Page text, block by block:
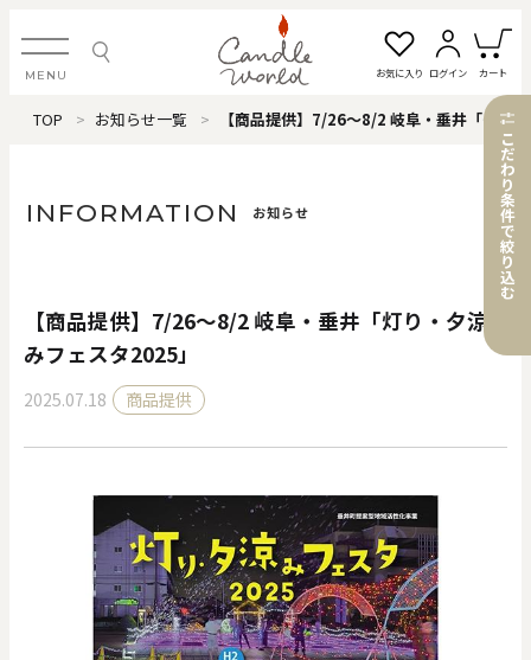
MENU お気に入り ログイン カート
ログイン・新規会員登録
すべてのアイテム
カテゴリから探す
価格で探す
円 ～
TOP お知らせ一覧 【商品提供】7/26〜8/2 岐阜・垂井「灯り・夕涼みフェスタ2025」
INFORMATION お知らせ
【商品提供】7/26〜8/2 岐阜・垂井「灯り・夕涼
みフェスタ2025」
2025.07.18 商品提供
こ
だ
わ
り
条
件
で
絞
り
込
む